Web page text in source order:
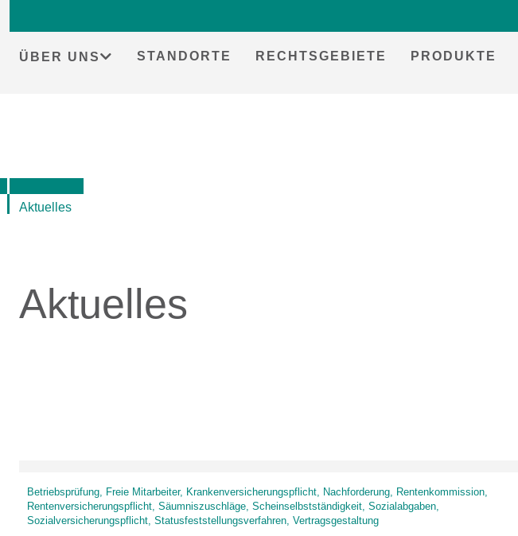
contentÜBER UNS STANDORTE RECHTSGEBIETE PRODUKTE
Aktuelles
Aktuelles
Betriebsprüfung, Freie Mitarbeiter, Krankenversicherungspflicht, Nachforderung, Rentenkommission,
Rentenversicherungspflicht, Säumniszuschläge, Scheinselbstständigkeit, Sozialabgaben,
Sozialversicherungspflicht, Statusfeststellungsverfahren, Vertragsgestaltung